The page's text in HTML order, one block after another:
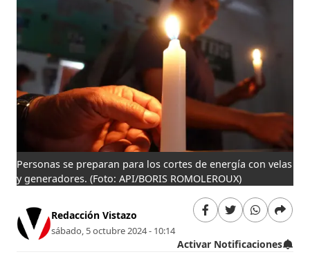
Personas se preparan para los cortes de energía con velas
y generadores. (Foto: API/BORIS ROMOLEROUX)
Redacción Vistazo
sábado, 5 octubre 2024 - 10:14
Activar Notificaciones